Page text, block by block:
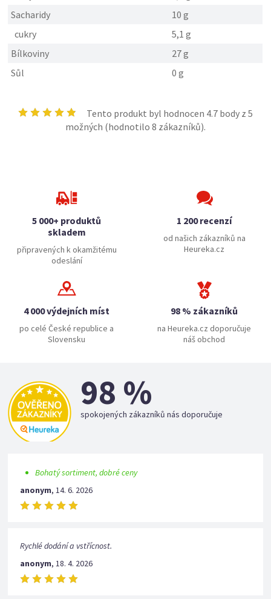
Sacharidy
10 g
cukry
5,1 g
Bílkoviny
27 g
Sůl
0 g
Tento produkt byl hodnocen 4.7body z 5
možných (hodnotilo 8 zákazníků).
5 000+ produktů
skladem
připravených k okamžitému
odeslání
1 200 recenzí
od našich zákazníků na
Heureka.cz
4 000 výdejních míst
po celé České republice a
Slovensku
98 % zákazníků
na Heureka.cz doporučuje
náš obchod
98 %
spokojených zákazníků nás doporučuje
Bohatý sortiment, dobré ceny
anonym,14. 6. 2026
Rychlé dodání a vstřícnost.
anonym,18. 4. 2026